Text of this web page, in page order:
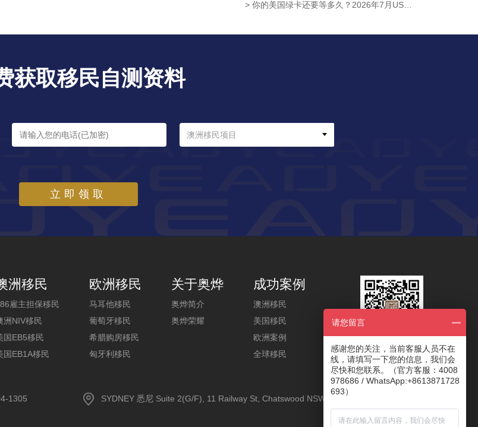
获取移民自测资料
澳洲移民项目
立即领取
洲移民
雇主担保移民
洲NIV移民
国EB5移民
国EB1A移民
欧洲移民
马耳他移民
葡萄牙移民
希腊购房移民
匈牙利移民
关于奥烨
奥烨简介
奥烨荣耀
成功案例
澳洲移民
美国移民
欧洲案例
全球移民
关注奥烨公众号
1305 SYDNEY 悉尼 Suite 2(G/F), 11 Railway St, Chatswood NSW 2067
请您留言
感谢您的关注，当前客服人员不在
线，请填写一下您的信息，我们会
尽快和您联系。（官方客服：4008
978686 / WhatsApp:+8613871728
693）